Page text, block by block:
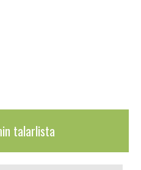
talarlista